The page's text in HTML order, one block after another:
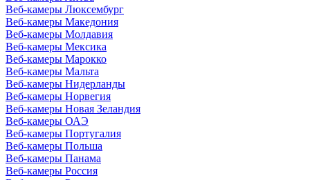
Веб-камеры Люксембург
Веб-камеры Македония
Веб-камеры Молдавия
Веб-камеры Мексика
Веб-камеры Марокко
Веб-камеры Мальта
Веб-камеры Нидерланды
Веб-камеры Норвегия
Веб-камеры Новая Зеландия
Веб-камеры ОАЭ
Веб-камеры Португалия
Веб-камеры Польша
Веб-камеры Панама
Веб-камеры Россия